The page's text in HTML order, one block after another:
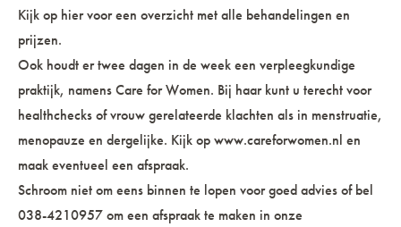
Kijk op hier voor een overzicht met alle behandelingen en
prijzen.
Ook houdt er twee dagen in de week een verpleegkundige
praktijk, namens Care for Women. Bij haar kunt u terecht voor
healthchecks of vrouw gerelateerde klachten als in menstruatie,
menopauze en dergelijke. Kijk op www.careforwomen.nl en
maak eventueel een afspraak.
Schroom niet om eens binnen te lopen voor goed advies of bel
038-4210957 om een afspraak te maken in onze